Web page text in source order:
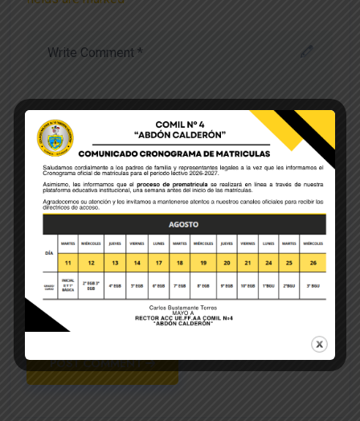
Save my name, email, and website in this browser
for the next time I comment.
POST COMMENT